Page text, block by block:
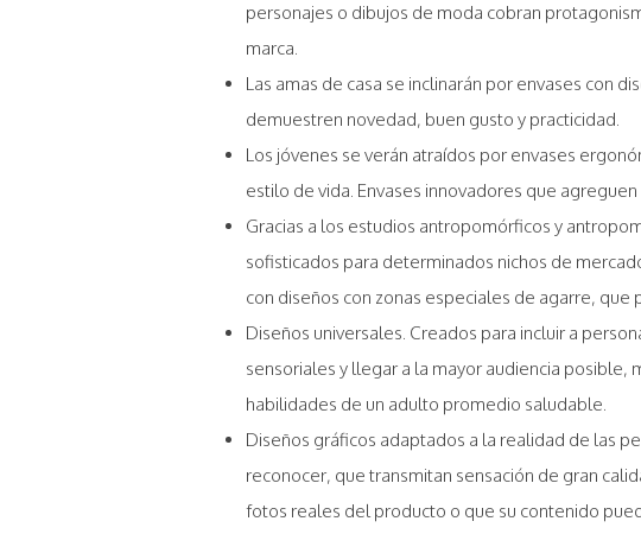
personajes o dibujos de moda cobran
marca.
Las amas de casa se inclinarán por envases con
demuestren novedad, buen gusto y practicidad.
Los jóvenes se verán atraídos por envases
estilo de vida. Envases innovadores que agreguen
Gracias a los estudios antropomórficos y
sofisticados para determinados nichos de
con diseños con zonas especiales de agarre, que
Diseños universales. Creados para incluir a
sensoriales y llegar a la mayor audiencia posible,
habilidades de un adulto promedio saludable.
Diseños gráficos adaptados a la realidad de las
reconocer, que transmitan sensación de gran
fotos reales del producto o que su contenido